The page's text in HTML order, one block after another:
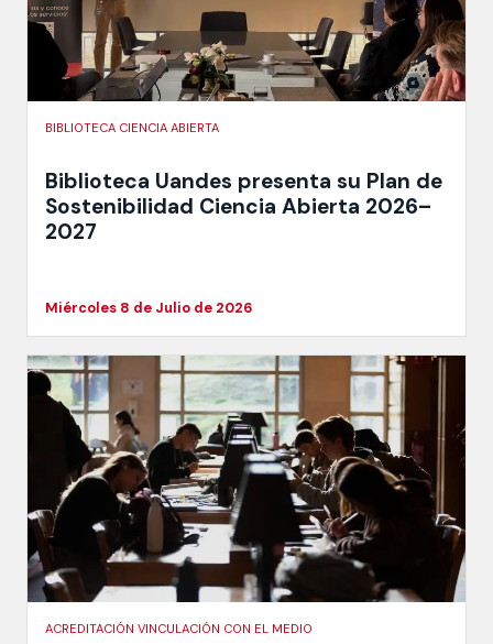
BIBLIOTECA CIENCIA ABIERTA
Biblioteca Uandes presenta su Plan de
Sostenibilidad Ciencia Abierta 2026–
2027
Miércoles 8 de Julio de 2026
ACREDITACIÓN VINCULACIÓN CON EL MEDIO